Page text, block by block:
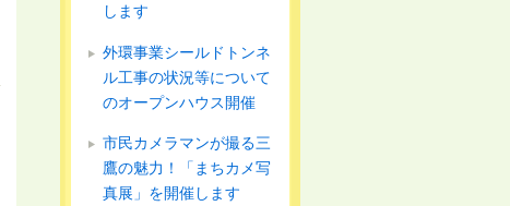
します
外環事業シールドトンネ
ル工事の状況等について
のオープンハウス開催
市民カメラマンが撮る三
鷹の魅力！「まちカメ写
真展」を開催します